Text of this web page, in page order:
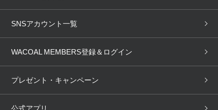
OUR WACOAL
WACOAL Remamma Mens Innerwear
Licensed Brands
ブラ無料診断
3Dボディスキャン
商品回収
ニュース＆トピックス
下着の基礎知識
ブラパン ワコールスタイル
SNSアカウント一覧
WACOAL MEMBERS登録＆ログイン
プレゼント・キャンペーン
公式アプリ